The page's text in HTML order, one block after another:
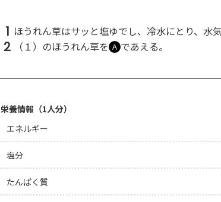
1 ほうれん草はサッと塩ゆでし、冷水にとり、水
2 （１）のほうれん草を Ａ であえる。
栄養情報（1人分）
エネルギー
塩分
たんぱく質